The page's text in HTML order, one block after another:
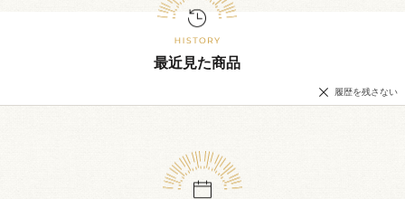
最近見た商品
履歴を残さない